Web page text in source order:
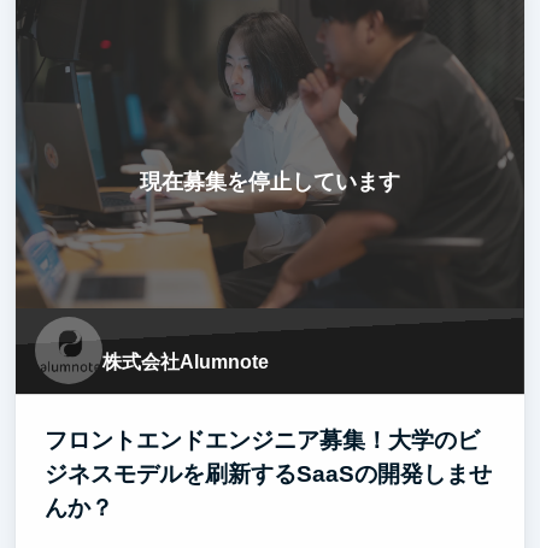
現在募集を停止しています
株式会社Alumnote
フロントエンドエンジニア募集！大学のビ
ジネスモデルを刷新するSaaSの開発しませ
んか？